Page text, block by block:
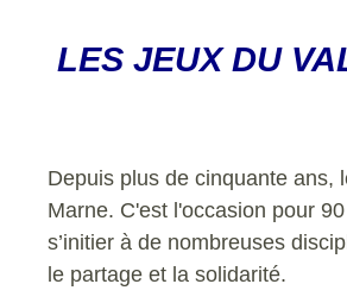
LES JEUX DU
Depuis plus de cinquante ans,
Marne. C'est l'occasion pour
s’initier à de nombreuses
le partage et la solidarité.